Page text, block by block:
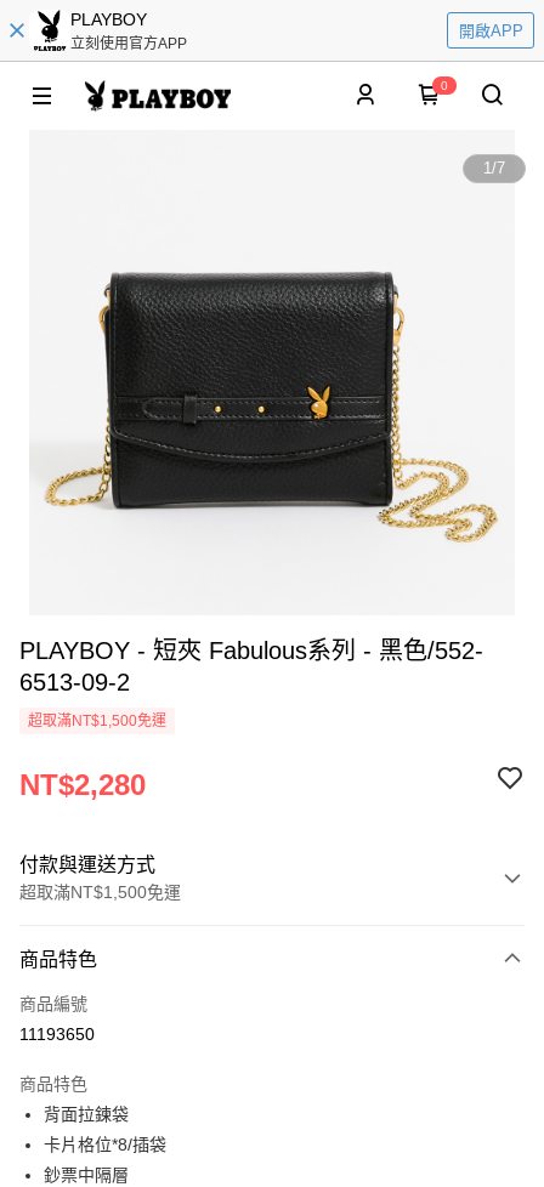
PLAYBOY
立刻使用官方APP
開啟APP
0
1/7
PLAYBOY - 短夾 Fabulous系列 - 黑色/552-
6513-09-2
超取滿NT$1,500免運
NT$2,280
付款與運送方式
超取滿NT$1,500免運
信用卡一次付款
超商取貨付款
Apple Pay
街口支付
商品特色
商品編號
11193650
商品特色
背面拉鍊袋
卡片格位*8/插袋
鈔票中隔層